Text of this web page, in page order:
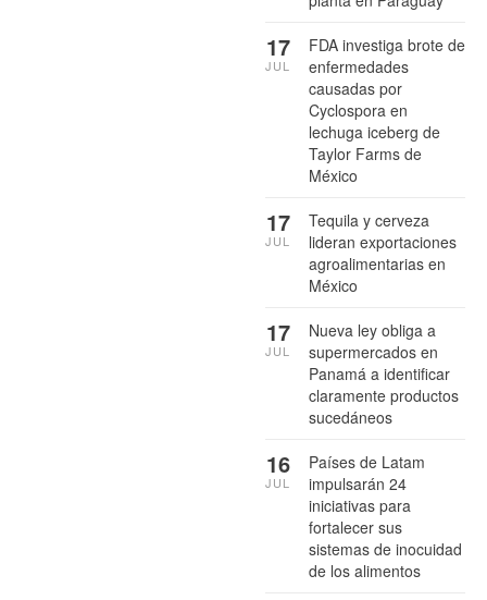
FDA investiga brote de
enfermedades
causadas por
Cyclospora en
lechuga iceberg de
Taylor Farms de
México
17
JUL
Tequila y cerveza
lideran exportaciones
agroalimentarias en
México
17
JUL
Nueva ley obliga a
supermercados en
Panamá a identificar
claramente productos
sucedáneos
17
JUL
Países de Latam
impulsarán 24
iniciativas para
fortalecer sus
sistemas de inocuidad
de los alimentos
16
JUL